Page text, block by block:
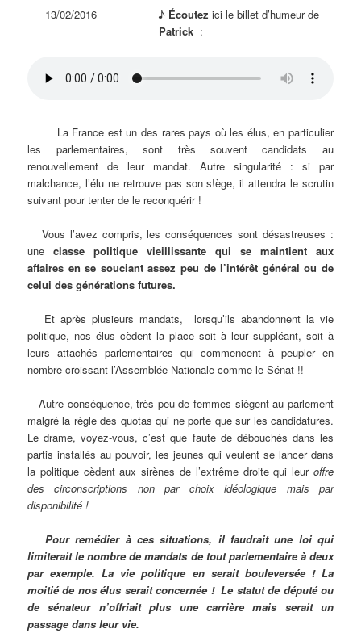
13/02/2016 ♪ Écoutez ici le billet d’humeur de
Patrick:
La France est un des rares pays où les élus, en particulier
les parlementaires, sont très souvent candidats au
renouvellement de leur mandat. Autre singularité : si par
malchance, l’élu ne retrouve pas son s!ège, il attendra le scrutin
suivant pour tenter de le reconquérir !
Vous l’avez compris, les conséquences sont désastreuses :
uneclasse politique vieillissante qui se maintient aux
affaires en se souciant assez peu de l’intérêt général ou de
celui des générations futures.
Et après plusieurs mandats, lorsqu’ils abandonnent la vie
politique, nos élus cèdent la place soit à leur suppléant, soit à
leurs attachés parlementaires qui commencent à peupler en
nombre croissant l’Assemblée Nationale comme le Sénat !!
Autre conséquence, très peu de femmes siègent au parlement
malgré la règle des quotas qui ne porte que sur les candidatures.
Le drame, voyez-vous, c’est que faute de débouchés dans les
partis installés au pouvoir, les jeunes qui veulent se lancer dans
la politique cèdent aux sirènes de l’extrême droite qui leuroffre
des circonscriptions non par choix idéologique mais par
disponibilité !
Pour remédier à ces situations, il faudrait une loi qui
limiterait le nombre de mandats de tout parlementaire à deux
par exemple. La vie politique en serait bouleversée ! La
moitié de nos élus serait concernée ! Le statut de député ou
de sénateur n’offriait plus une carrière mais serait un
passage dans leur vie.